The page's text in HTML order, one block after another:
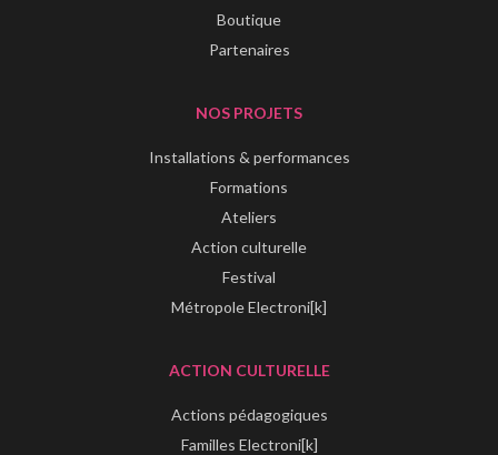
Boutique
Partenaires
NOS PROJETS
Installations & performances
Formations
Ateliers
Action culturelle
Festival
Métropole Electroni[k]
ACTION CULTURELLE
Actions pédagogiques
Familles Electroni[k]